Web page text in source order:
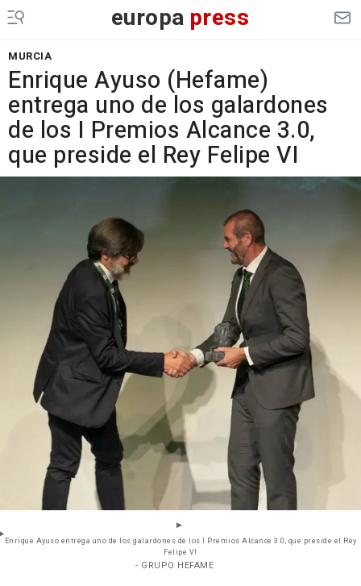
europa press
MURCIA
Enrique Ayuso (Hefame)
entrega uno de los galardones
de los I Premios Alcance 3.0,
que preside el Rey Felipe VI
Enrique Ayuso entrega uno de los galardones de los I Premios Alcance 3.0, que preside el Rey
Felipe VI
- GRUPO HEFAME